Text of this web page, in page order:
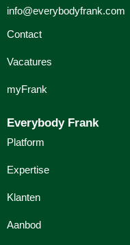
info@everybodyfrank.com
Contact
Vacatures
myFrank
Everybody Frank
Platform
Expertise
Klanten
Aanbod